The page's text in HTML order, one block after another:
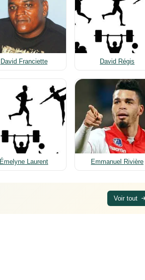
David Franciette David Régis
Émelyne Laurent Emmanuel Rivière
Voir tout